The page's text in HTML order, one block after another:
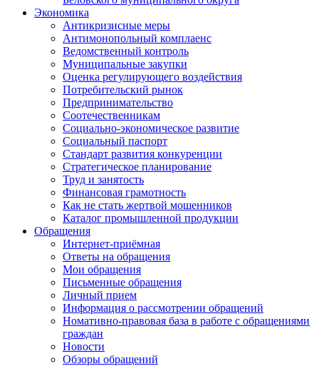
Экономика
Антикризисные меры
Антимонопольный комплаенс
Ведомственный контроль
Муниципальные закупки
Оценка регулирующего воздействия
Потребительский рынок
Предпринимательство
Соотечественникам
Социально-экономическое развитие
Социальный паспорт
Стандарт развития конкуренции
Стратегическое планирование
Труд и занятость
Финансовая грамотность
Как не стать жертвой мошенников
Каталог промышленной продукции
Обращения
Интернет-приёмная
Ответы на обращения
Мои обращения
Письменные обращения
Личный прием
Информация о рассмотрении обращений
Номативно-правовая база в работе с обращениями
граждан
Новости
Обзоры обращений